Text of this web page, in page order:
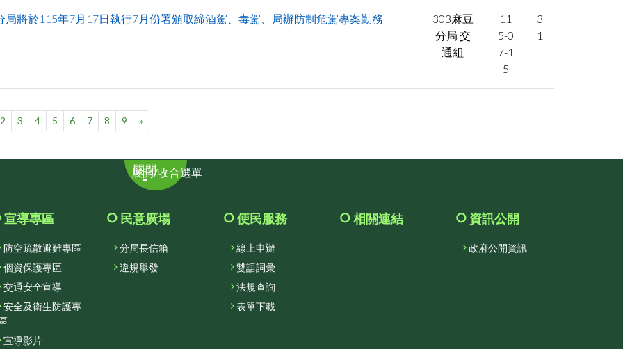
局將於115年7月17日執行7月份署頒取締酒駕、毒駕、局辦防制危駕專案勤務
303麻豆
分局 交
通組
11
5-0
7-1
5
3
1
2 3 4 5 6 7 8 9 »
展開/收合選單
宣導專區
防空疏散避難專區
個資保護專區
交通安全宣導
安全及衛生防護專
區
宣導影片
民意廣場
分局長信箱
違規舉發
便民服務
線上申辦
雙語詞彙
法規查詢
表單下載
相關連結 資訊公開
政府公開資訊